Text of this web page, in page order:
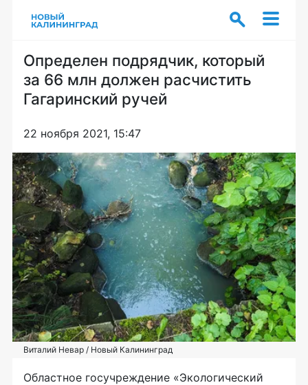
Определен подрядчик, который
за 66 млн должен расчистить
Гагаринский ручей
22 ноября 2021, 15:47
Виталий Невар / Новый Калининград
Областное госучреждение «Экологический